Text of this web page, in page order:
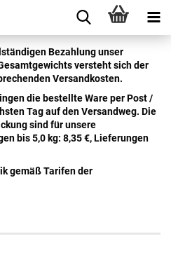
Bezahlung unser
versteht sich der
Versandkosten.
die bestellte Ware per Post /
Tag auf den Versandweg. Die
sind für unsere
bis 5,0 kg: 8,35 €, Lieferungen
gemäß Tarifen der